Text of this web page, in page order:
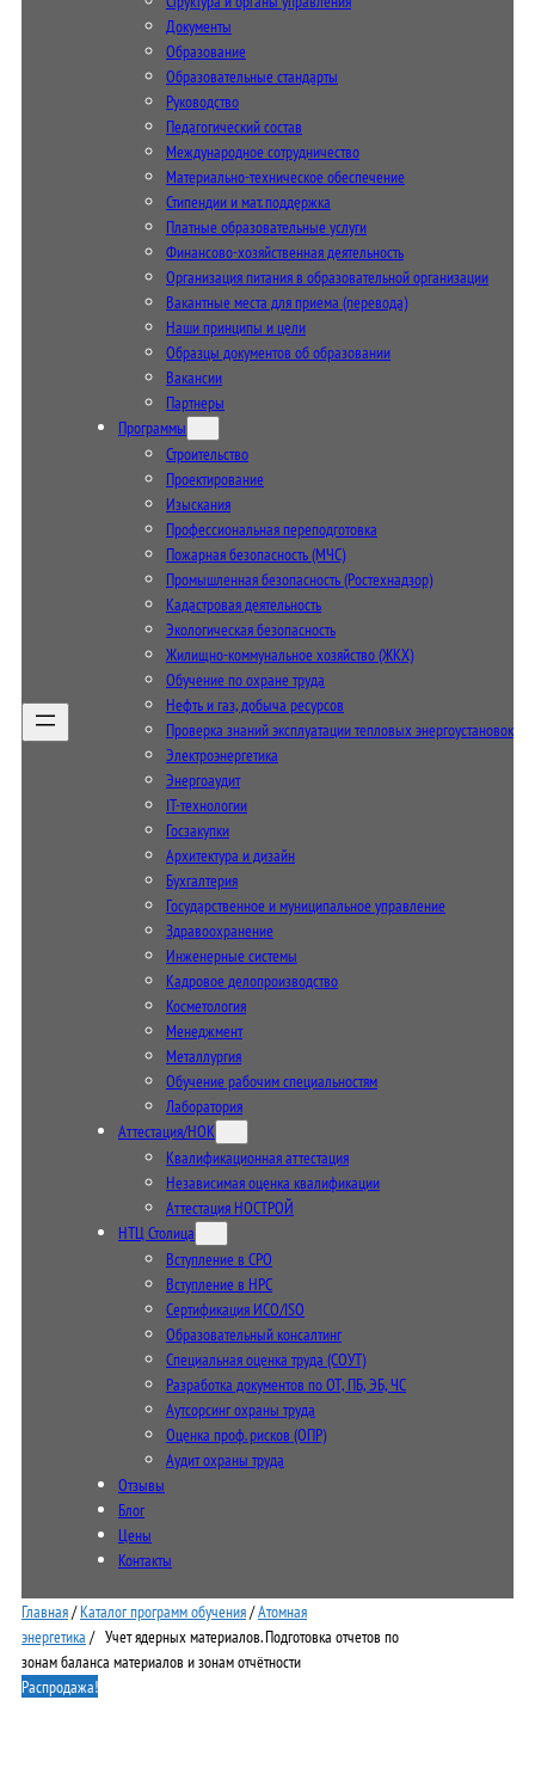
Документы
Образование
Образовательные стандарты
Руководство
Педагогический состав
Международное сотрудничество
Материально-техническое обеспечение
Стипендии и мат. поддержка
Платные образовательные услуги
Финансово-хозяйственная деятельность
Организация питания в образовательной организации
Вакантные места для приема (перевода)
Наши принципы и цели
Образцы документов об образовании
Вакансии
Партнеры
Программы
Строительство
Проектирование
Изыскания
Профессиональная переподготовка
Пожарная безопасность (МЧС)
Промышленная безопасность (Ростехнадзор)
Кадастровая деятельность
Экологическая безопасность
Жилищно-коммунальное хозяйство (ЖКХ)
Обучение по охране труда
Нефть и газ, добыча ресурсов
Проверка знаний эксплуатации тепловых энергоустановок
Электроэнергетика
Энергоаудит
IT-технологии
Госзакупки
Архитектура и дизайн
Бухгалтерия
Государственное и муниципальное управление
Здравоохранение
Инженерные системы
Кадровое делопроизводство
Косметология
Менеджмент
Металлургия
Обучение рабочим специальностям
Лаборатория
Аттестация/НОК
Квалификационная аттестация
Независимая оценка квалификации
Аттестация НОСТРОЙ
НТЦ Столица
Вступление в СРО
Вступление в НРС
Сертификация ИСО/ISO
Образовательный консалтинг
Специальная оценка труда (СОУТ)
Разработка документов по ОТ, ПБ, ЭБ, ЧС
Аутсорсинг охраны труда
Оценка проф. рисков (ОПР)
Аудит охраны труда
Отзывы
Блог
Цены
Контакты
Главная/Каталог программ обучения/Атомная
энергетика / Учет ядерных материалов. Подготовка отчетов по
зонам баланса материалов и зонам отчётности
Распродажа!